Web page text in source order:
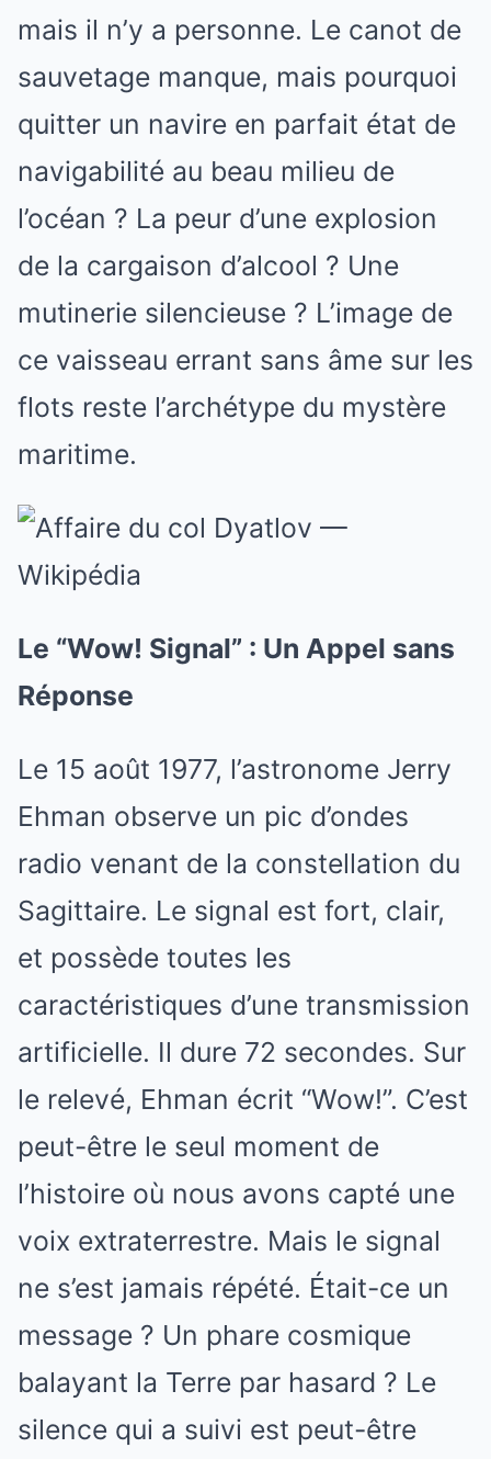
mais il n’y a personne. Le canot de
sauvetage manque, mais pourquoi
quitter un navire en parfait état de
navigabilité au beau milieu de
l’océan ? La peur d’une explosion
de la cargaison d’alcool ? Une
mutinerie silencieuse ? L’image de
ce vaisseau errant sans âme sur les
flots reste l’archétype du mystère
maritime.
Le “Wow! Signal” : Un Appel sans
Réponse
Le 15 août 1977, l’astronome Jerry
Ehman observe un pic d’ondes
radio venant de la constellation du
Sagittaire. Le signal est fort, clair,
et possède toutes les
caractéristiques d’une transmission
artificielle. Il dure 72 secondes. Sur
le relevé, Ehman écrit “Wow!”. C’est
peut-être le seul moment de
l’histoire où nous avons capté une
voix extraterrestre. Mais le signal
ne s’est jamais répété. Était-ce un
message ? Un phare cosmique
balayant la Terre par hasard ? Le
silence qui a suivi est peut-être